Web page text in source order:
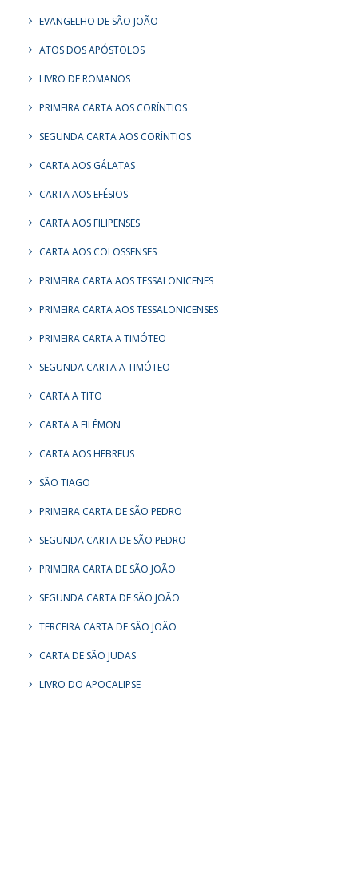
EVANGELHO DE SÃO JOÃO
ATOS DOS APÓSTOLOS
LIVRO DE ROMANOS
PRIMEIRA CARTA AOS CORÍNTIOS
SEGUNDA CARTA AOS CORÍNTIOS
CARTA AOS GÁLATAS
CARTA AOS EFÉSIOS
CARTA AOS FILIPENSES
CARTA AOS COLOSSENSES
PRIMEIRA CARTA AOS TESSALONICENES
PRIMEIRA CARTA AOS TESSALONICENSES
PRIMEIRA CARTA A TIMÓTEO
SEGUNDA CARTA A TIMÓTEO
CARTA A TITO
CARTA A FILÊMON
CARTA AOS HEBREUS
SÃO TIAGO
PRIMEIRA CARTA DE SÃO PEDRO
SEGUNDA CARTA DE SÃO PEDRO
PRIMEIRA CARTA DE SÃO JOÃO
SEGUNDA CARTA DE SÃO JOÃO
TERCEIRA CARTA DE SÃO JOÃO
CARTA DE SÃO JUDAS
LIVRO DO APOCALIPSE